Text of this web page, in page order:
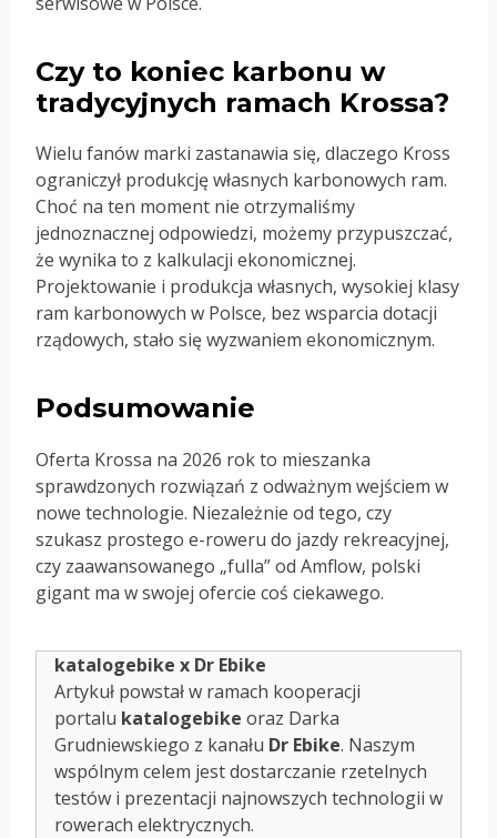
Czy to koniec karbonu w
tradycyjnych ramach Krossa?
Wielu fanów marki zastanawia się, dlaczego Kross
ograniczył produkcję własnych karbonowych ram.
Choć na ten moment nie otrzymaliśmy
jednoznacznej odpowiedzi, możemy przypuszczać,
że wynika to z kalkulacji ekonomicznej.
Projektowanie i produkcja własnych, wysokiej klasy
ram karbonowych w Polsce, bez wsparcia dotacji
rządowych, stało się wyzwaniem ekonomicznym.
Podsumowanie
Oferta Krossa na 2026 rok to mieszanka
sprawdzonych rozwiązań z odważnym wejściem w
nowe technologie. Niezależnie od tego, czy
szukasz prostego e-roweru do jazdy rekreacyjnej,
czy zaawansowanego „fulla” od Amflow, polski
gigant ma w swojej ofercie coś ciekawego.
katalogebike x Dr Ebike
Artykuł powstał w ramach kooperacji
portalu katalogebike oraz Darka
Grudniewskiego z kanału Dr Ebike. Naszym
wspólnym celem jest dostarczanie rzetelnych
testów i prezentacji najnowszych technologii w
rowerach elektrycznych.